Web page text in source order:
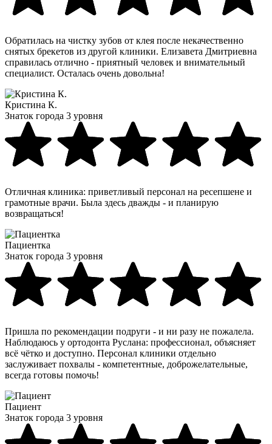
Обратилась на чистку зубов от клея после некачественно
снятых брекетов из другой клиники. Елизавета Дмитриевна
справилась отлично - приятный человек и внимательный
специалист. Осталась очень довольна!
Кристина К.
Знаток города 3 уровня
Отличная клиника: приветливый персонал на ресепшене и
грамотные врачи. Была здесь дважды - и планирую
возвращаться!
Пациентка
Знаток города 3 уровня
Пришла по рекомендации подруги - и ни разу не пожалела.
Наблюдаюсь у ортодонта Руслана: профессионал, объясняет
всё чётко и доступно. Персонал клиники отдельно
заслуживает похвалы - компетентные, доброжелательные,
всегда готовы помочь!
Пациент
Знаток города 3 уровня